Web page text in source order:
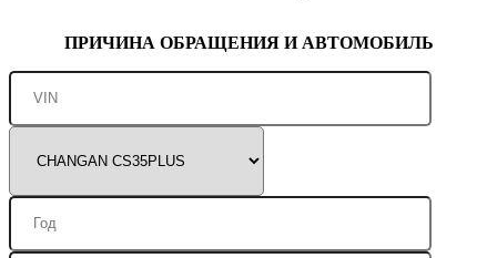
ПРИЧИНА ОБРАЩЕНИЯ И АВТОМОБИЛЬ